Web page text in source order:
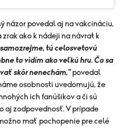
názor povedal aj na vakcináciu,
ako k nádeji na návrat k
tú celosvetovú
to vidím ako veľkú hru. Čo sa
skôr nenechám,"povedal
osobnosti uvedomujú, že
ich fanúšikov a či sú
aj zodpovednosť. V prípade
mať pochopenie pre celé